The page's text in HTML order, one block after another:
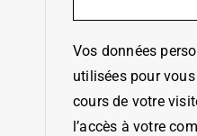
Vos données
utilisées pour
cours de votre
l’accès à votre